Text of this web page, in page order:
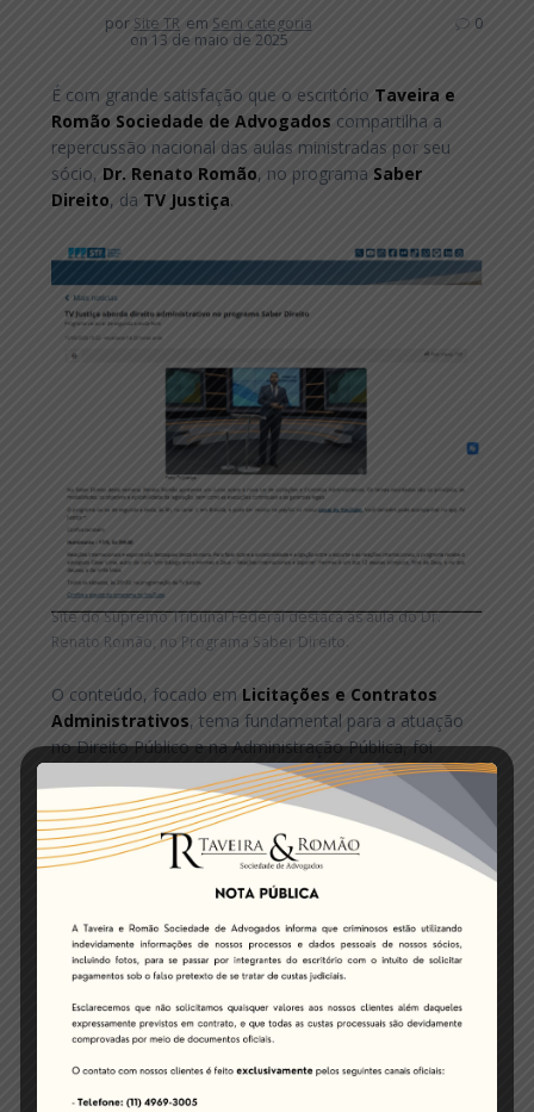
por Site TR em Sem categoria
on 13 de maio de 2025
0
É com grande satisfação que o escritório Taveira e
Romão Sociedade de Advogados compartilha a
repercussão nacional das aulas ministradas por seu
sócio, Dr. Renato Romão, no programa Saber
Direito, da TV Justiça.
Site do Supremo Tribunal Federal destaca as aula do Dr.
Renato Romão, no Programa Saber Direito.
O conteúdo, focado em Licitações e Contratos
Administrativos, tema fundamental para a atuação
no Direito Público e na Administração Pública, foi
destaque no portal oficial de notícias doSupremo
Tribunal Federal (STF).
A matéria ressalta a relevância das aulas e a
contribuição do Dr. Renato para a formação jurídica de
estudantes, operadores do Direito e agentes públicos.
As aulas vão ao ar nesta semana, sempre às8h na TV
Justiça , e estão disponíveis também no YouTube, no
Spotify
e no aplicativo TV Justiça+
Dr. Renato Romão éadvogado, mestre em Direito
e especialista em Direito Público, com sólida
experiência na área administrativa. A oportunidade de